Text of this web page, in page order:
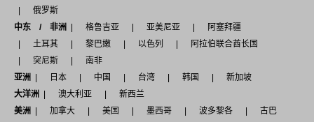
俄罗斯
中东 / 非洲
格鲁吉亚 亚美尼亚
阿塞拜疆
土耳其
黎巴嫩 以色列
阿拉伯联合酋长国
突尼斯
南非
亚洲
日本 中国 台湾 韩国
新加坡
大洋洲
澳大利亚
新西兰
美洲
加拿大 美国 墨西哥 波多黎各
古巴